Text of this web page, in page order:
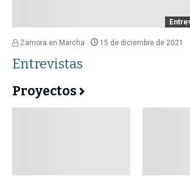
Zamora en Marcha 15 de diciembre de 2021
Entrevistas
Proyectos